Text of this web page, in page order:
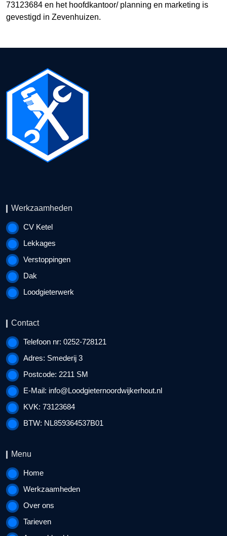
73123684 en het hoofdkantoor/ planning en marketing is
gevestigd in Zevenhuizen.
Werkzaamheden
CV Ketel
Lekkages
Verstoppingen
Dak
Loodgieterwerk
Contact
Telefoon nr: 0252-728121
Adres: Smederij 3
Postcode: 2211 SM
E-Mail: info@Loodgieternoordwijkerhout.nl
KVK: 73123684
BTW: NL859364537B01
Menu
Home
Werkzaamheden
Over ons
Tarieven